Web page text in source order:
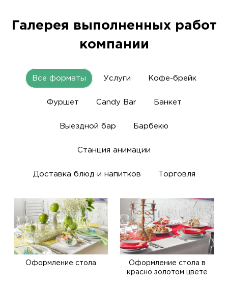
Галерея выполненных работ
компании
Все форматы Услуги Кофе-брейк
Фуршет Candy Bar Банкет
Выездной бар Барбекю
Станция анимации
Доставка блюд и напитков Торговля
Оформление стола
Оформление стола в
красно золотом цвете